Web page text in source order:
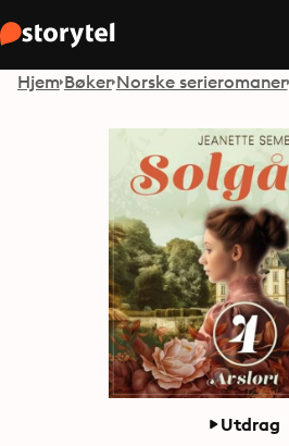
Hjem Bøker Norske serieromaner
Utdrag